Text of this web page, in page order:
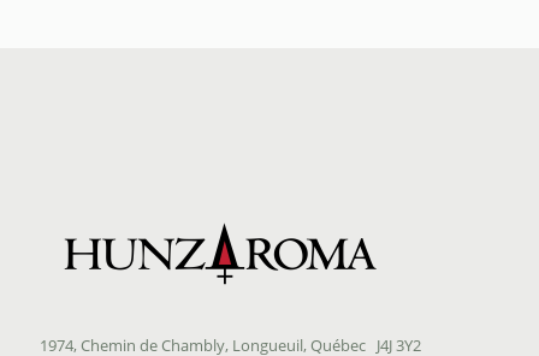
1974, Chemin de Chambly, Longueuil, Québec J4J 3Y2